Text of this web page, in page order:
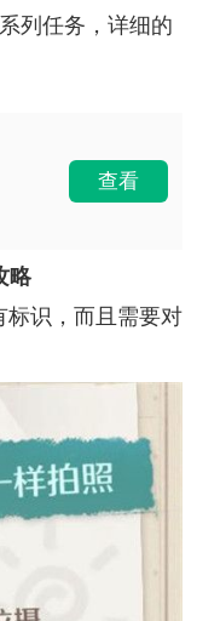
列任务‌，详细的
查看
略
识，而且需要对